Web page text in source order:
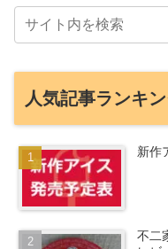
人気記事ランキ
新作
不二